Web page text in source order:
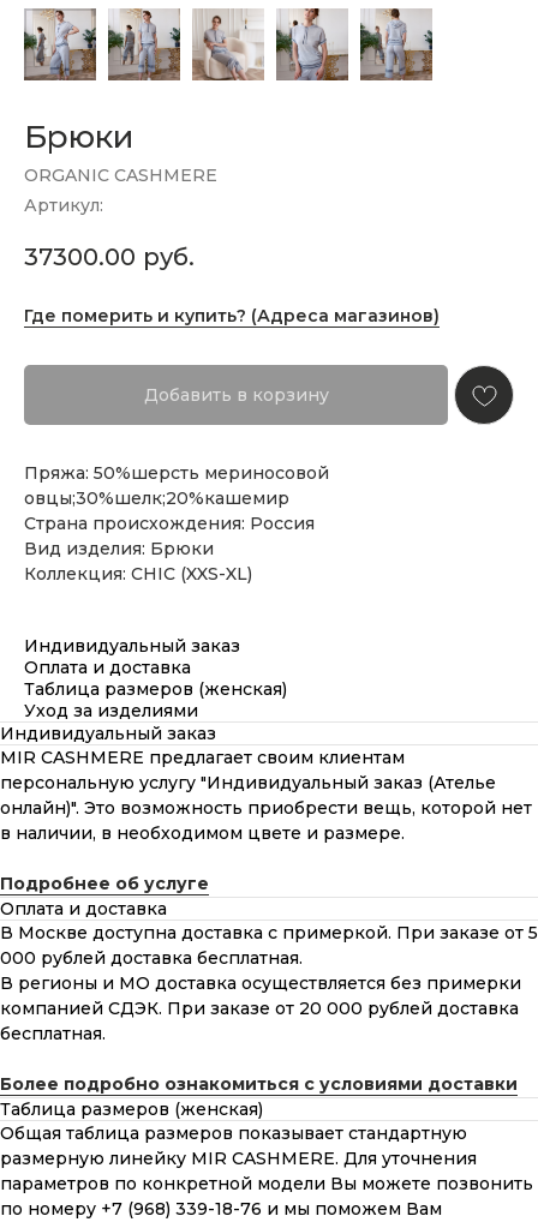
Брюки
ORGANIC CASHMERE
Артикул:
37300.00 руб.
Где померить и купить? (Адреса магазинов)
Добавить в корзину
Пряжа: 50%шерсть мериносовой
овцы;30%шелк;20%кашемир
Страна происхождения: Россия
Вид изделия: Брюки
Коллекция: CHIC (XXS-XL)
Индивидуальный заказ
Оплата и доставка
Таблица размеров (женская)
Уход за изделиями
Индивидуальный заказ
MIR CASHMERE предлагает своим клиентам
персональную услугу "Индивидуальный заказ (Ателье
онлайн)". Это возможность приобрести вещь, которой нет
в наличии, в необходимом цвете и размере.
Подробнее об услуге
Оплата и доставка
В Москве доступна доставка с примеркой. При заказе от 5
000 рублей доставка бесплатная.
В регионы и МО доставка осуществляется без примерки
компанией СДЭК. При заказе от 20 000 рублей доставка
бесплатная.
Более подробно ознакомиться с условиями доставки
Таблица размеров (женская)
Общая таблица размеров показывает стандартную
размерную линейку MIR CASHMERE. Для уточнения
параметров по конкретной модели Вы можете позвонить
по номеру +7 (968) 339-18-76 и мы поможем Вам